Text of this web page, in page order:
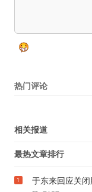
热门评论
相关报道
最热文章排行
1 于东来回应关